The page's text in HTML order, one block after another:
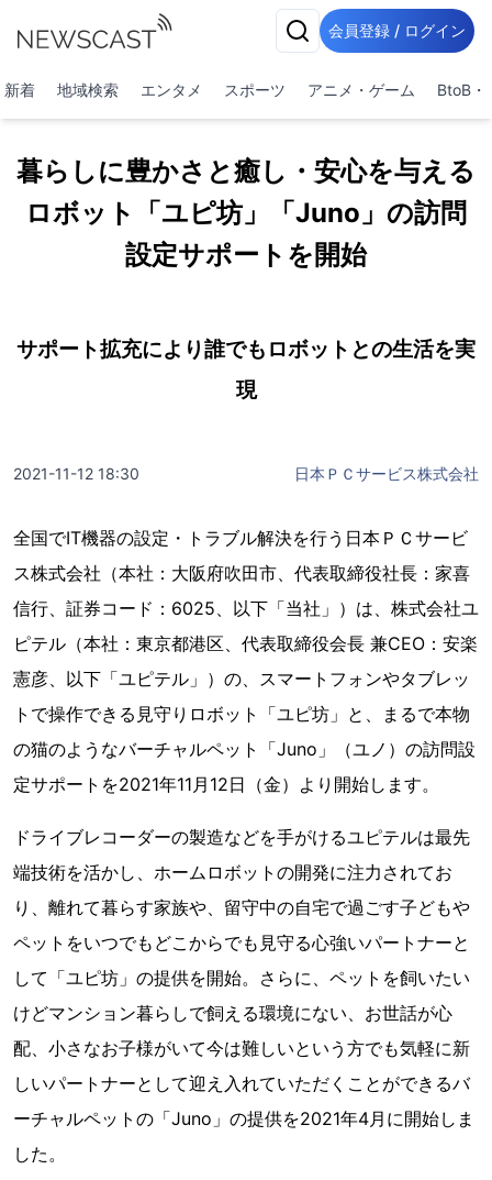
会員登録 / ログイン
新着 地域検索 エンタメ スポーツ アニメ・ゲーム BtoB・
暮らしに豊かさと癒し・安心を与える
ロボット「ユピ坊」「Juno」の訪問
設定サポートを開始
サポート拡充により誰でもロボットとの生活を実
現
2021-11-12 18:30 日本ＰＣサービス株式会社
全国でIT機器の設定・トラブル解決を行う日本ＰＣサービ
ス株式会社（本社：大阪府吹田市、代表取締役社長：家喜
信行、証券コード：6025、以下「当社」）は、株式会社ユ
ピテル（本社：東京都港区、代表取締役会長 兼CEO：安楽
憲彦、以下「ユピテル」）の、スマートフォンやタブレッ
トで操作できる見守りロボット「ユピ坊」と、まるで本物
の猫のようなバーチャルペット「Juno」（ユノ）の訪問設
定サポートを2021年11月12日（金）より開始します。
ドライブレコーダーの製造などを手がけるユピテルは最先
端技術を活かし、ホームロボットの開発に注力されてお
り、離れて暮らす家族や、留守中の自宅で過ごす子どもや
ペットをいつでもどこからでも見守る心強いパートナーと
して「ユピ坊」の提供を開始。さらに、ペットを飼いたい
けどマンション暮らしで飼える環境にない、お世話が心
配、小さなお子様がいて今は難しいという方でも気軽に新
しいパートナーとして迎え入れていただくことができるバ
ーチャルペットの「Juno」の提供を2021年4月に開始しま
した。